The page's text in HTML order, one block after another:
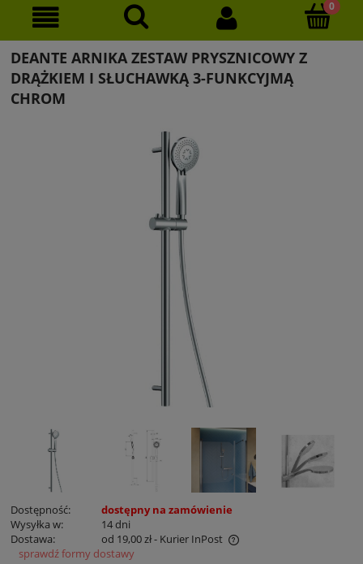
DEANTE ARNIKA ZESTAW PRYSZNICOWY Z
DRĄŻKIEM I SŁUCHAWKĄ 3-FUNKCYJMĄ
CHROM
Dostępność:
dostępny na zamówienie
Wysyłka w:
14 dni
Dostawa:
od 19,00 zł- Kurier InPost
Cena nie zawiera ewentualnych kosztów płatności
sprawdź formy dostawy